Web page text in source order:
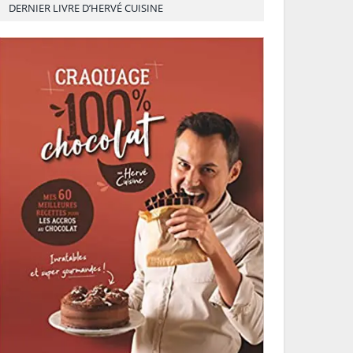
DERNIER LIVRE D’HERVÉ CUISINE